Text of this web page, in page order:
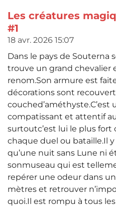
Les créatures
#1
18 avr. 2026 15:07
Dans le pays de Souterna
trouve un grand chevalier
renom.Son armure est
décorations sont
compatissant et attentif
surtoutc’est lui le plus
chaque duel ou bataille.Il y
qu’une nuit sans Lune ni
sonmuseau qui est
repérer une odeur dans
mètres et retrouver
quoi.Il est rompu à tous